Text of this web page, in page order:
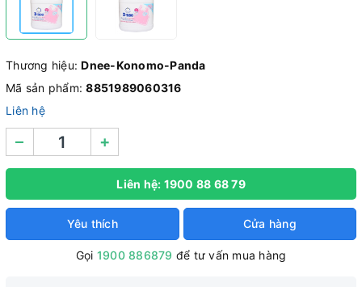
Thương hiệu:Dnee-Konomo-Panda
Mã sản phẩm:8851989060316
Liên hệ
– +
Liên hệ: 1900 88 68 79
Yêu thích Cửa hàng
Gọi 1900 886879 để tư vấn mua hàng